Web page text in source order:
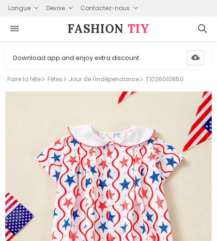
Langue Devise Contactez-nous
FASHION⁠ TIY
Download app and enjoy extra discount
Faire la fête Fêtes Jour de l'indépendance T1026010850